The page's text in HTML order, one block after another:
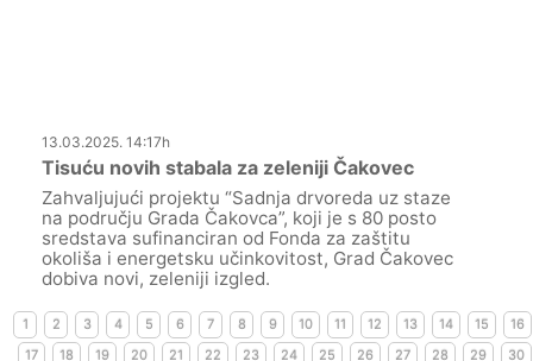
13.03.2025. 14:17h
Tisuću novih stabala za zeleniji Čakovec
Zahvaljujući projektu “Sadnja drvoreda uz staze
na području Grada Čakovca”, koji je s 80 posto
sredstava sufinanciran od Fonda za zaštitu
okoliša i energetsku učinkovitost, Grad Čakovec
dobiva novi, zeleniji izgled.
1 2 3 4 5 6 7 8 9 10 11 12 13 14 15
16
17
18 19 20 21 22 23 24 25 26 27 28 29 30